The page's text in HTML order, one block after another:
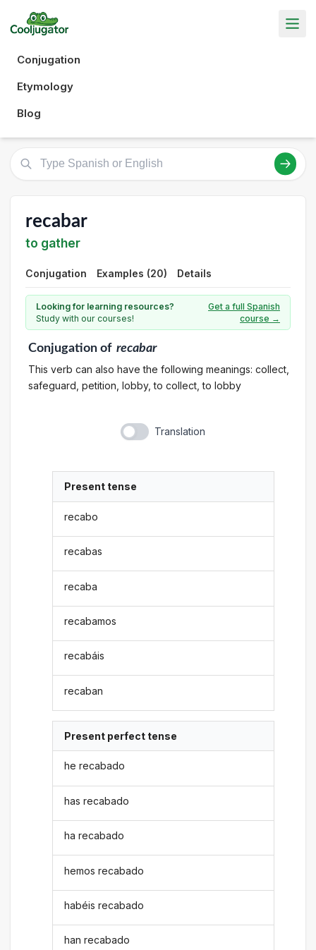
Conjugation
Etymology
Blog
recabar
to gather
Conjugation Examples (20) Details
Looking for learning resources?
Study with our courses!
Get a full Spanish
course →
Conjugationof recabar
This verb can also have the following meanings: collect,
safeguard, petition, lobby, to collect, to lobby
Translation
Present tense
recabo
recabas
recaba
recabamos
recabáis
recaban
Present perfect tense
he recabado
has recabado
ha recabado
hemos recabado
habéis recabado
han recabado